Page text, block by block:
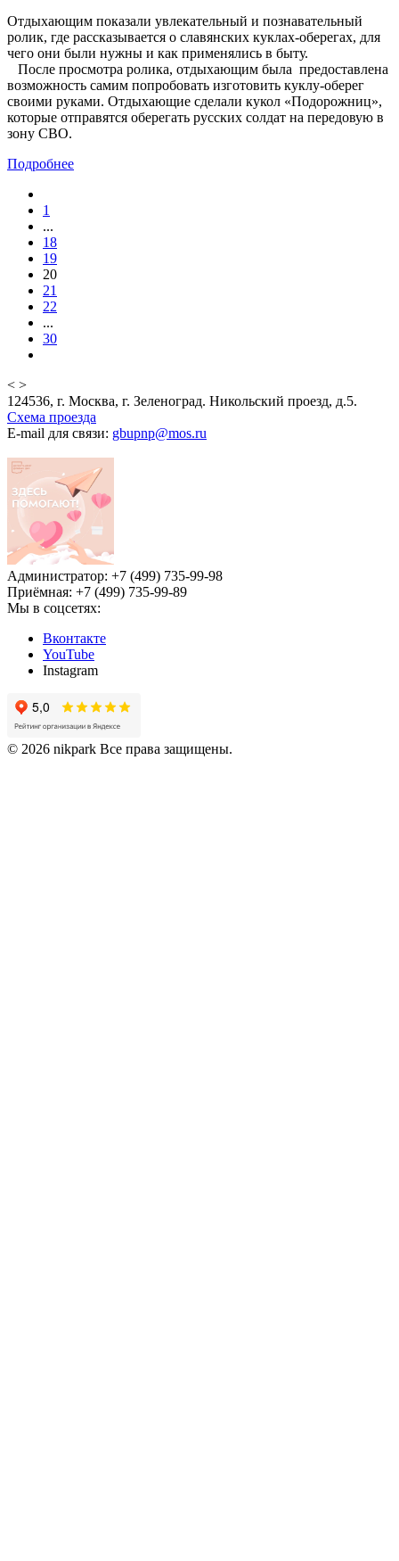
Отдыхающим показали увлекательный и познавательный
ролик, где рассказывается о славянских куклах-оберегах, для
чего они были нужны и как применялись в быту.
После просмотра ролика, отдыхающим была предоставлена
возможность самим попробовать изготовить куклу-оберег
своими руками. Отдыхающие сделали кукол «Подорожниц»,
которые отправятся оберегать русских солдат на передовую в
зону СВО.
Подробнее
1
...
18
19
20
21
22
...
30
< >
124536, г. Москва, г. Зеленоград. Никольский проезд, д.5.
Схема проезда
E-mail для связи: gbupnp@mos.ru
Администратор: +7 (499) 735-99-98
Приёмная: +7 (499) 735-99-89
Мы в соцсетях:
Вконтакте
YouTube
Instagram
© 2026 nikpark Все права защищены.